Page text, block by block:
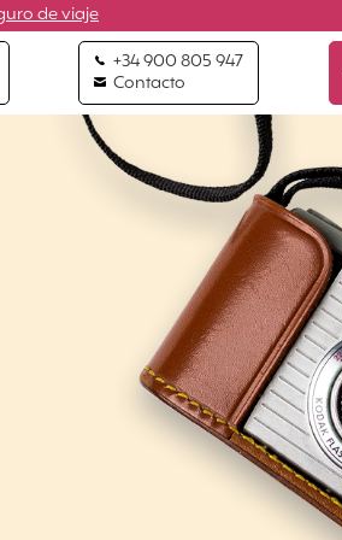
de viaje
+34 900 805 947
Contacto